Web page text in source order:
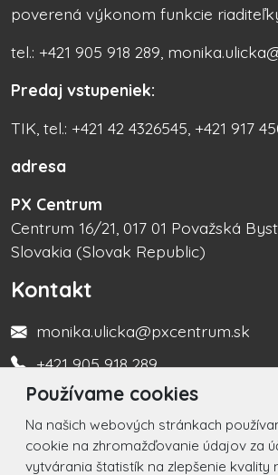
Používame cookies
Na našich webových stránkach
cookie na zhromažďovanie údajov za
vytvárania štatistík na zlepšenie kvality
poverená výkonom funkcie
tel.: +421 905 918 289,
Predaj vstupeniek:
TIK, tel.: +421 42 4326545, +421 917
adresa
PX Centrum
Centrum 16/21, 017 01 Považská
Slovakia (Slovak Republic)
Kontakt
monika.ulicka@pxcentrum.sk
+421 905 918 289
Turistická informačná kancelária
Social